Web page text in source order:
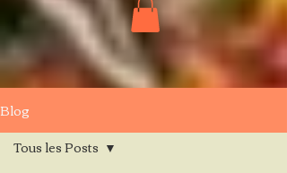
Blog
Tous les Posts